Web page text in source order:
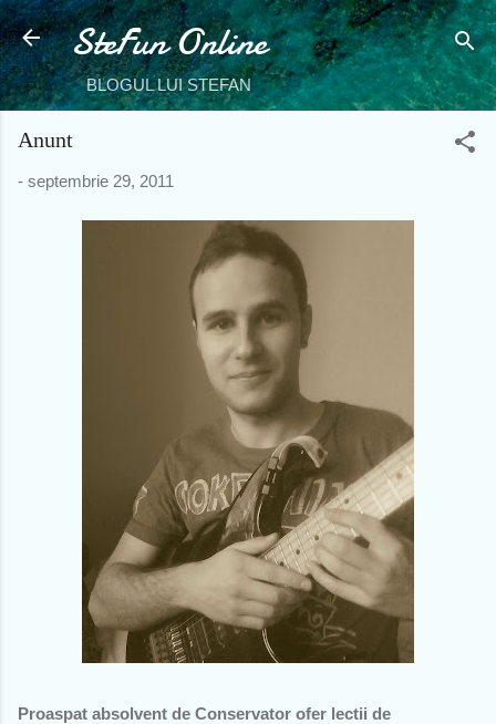
Treceți la conținutul principal
SteFun Online
BLOGUL LUI STEFAN
Anunt
- septembrie 29, 2011
Proaspat absolvent de Conservator ofer lectii de